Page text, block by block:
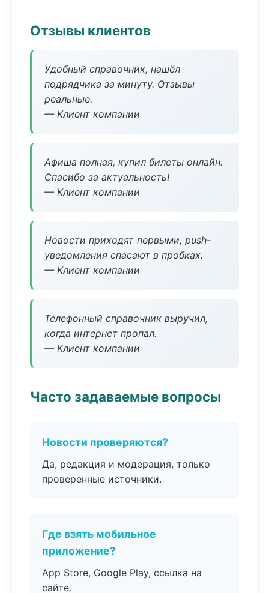
Отзывы клиентов
Удобный справочник, нашёл
подрядчика за минуту. Отзывы
реальные.
— Клиент компании
Афиша полная, купил билеты онлайн.
Спасибо за актуальность!
— Клиент компании
Новости приходят первыми, push-
уведомления спасают в пробках.
— Клиент компании
Телефонный справочник выручил,
когда интернет пропал.
— Клиент компании
Часто задаваемые вопросы
Новости проверяются?
Да, редакция и модерация, только
проверенные источники.
Где взять мобильное
приложение?
App Store, Google Play, ссылка на
сайте.